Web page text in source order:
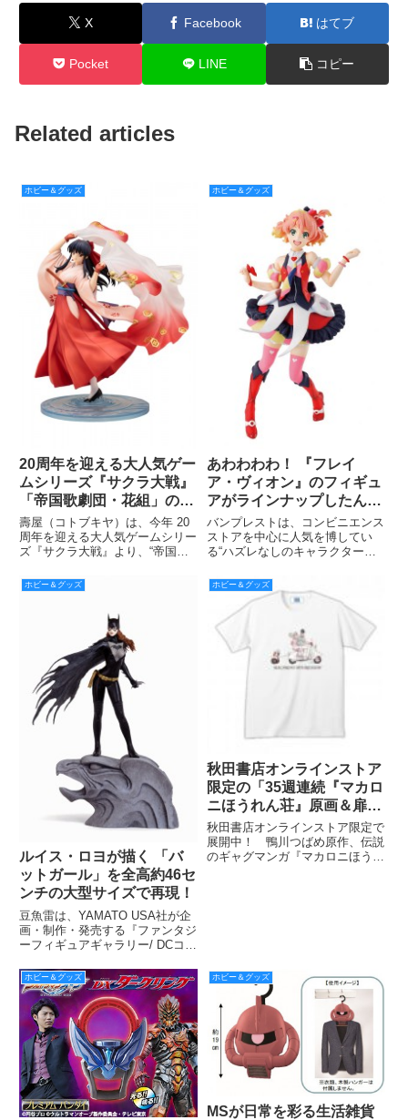
X Facebook はてブ
Pocket LINE コピー
Related articles
ホビー＆グッズ
20周年を迎える大人気ゲー
ムシリーズ『サクラ大戦』
「帝国歌劇団・花組」の一
員・真宮寺さくらが
ARTFX J シリーズでフィ
ギュア化！
壽屋（コトブキヤ）は、今年 20
周年を迎える大人気ゲームシリー
ズ『サクラ大戦』より、“帝国歌
らを「ARTFX J（アートエフエ
ックス ジェイ）」シリーズでフ
ホビー＆グッズ
あわわわわ！ 『フレイ
ア・ヴィオン』のフィギュ
アがラインナップしたん
よ！！ 『一番くじ マクロ
スΔ（デルタ）』 6月中旬
発売
バンプレストは、コンビニエンス
ストアを中心に人気を博してい
る“ハズレなしのキャラクターく
くじ マクロスΔ（デルタ）』を、
6月中旬より、ファミリーマー
ト、書店、TSUTAYA、ホビーシ
ョップ、アニメイト、アミュー
ホビー＆グッズ
ルイス・ロヨが描く 「バ
ットガール」を全高約46セ
ンチの大型サイズで再現！
豆魚雷は、YAMATO USA社が企
画・制作・発売する『ファンタジ
ーフィギュアギャラリー/ DCコミ
ル 1/6 レジンスタチュー 』の国
内流通販売を担当する。
ホビー＆グッズ
秋田書店オンラインストア
限定の「35週連続『マカロ
ニほうれん荘』原画＆扉絵
Tシャツ企画」より第13弾
を紹介！
秋田書店オンラインストア限定で
展開中！ 鴨川つばめ原作、伝説
のギャグマンガ『マカロニほうれ
ホビー＆グッズ ホビー＆グッズ
MSが日常を彩る生活雑貨